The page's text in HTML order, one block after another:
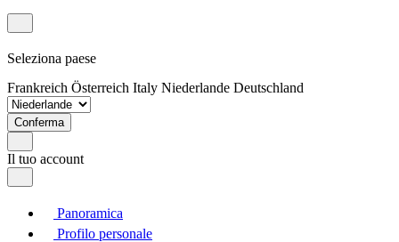
Seleziona paese
Frankreich Österreich Italy Niederlande Deutschland
Conferma
Il tuo account
Panoramica
Profilo personale